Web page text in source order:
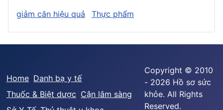
giảm cân hiệu quả
Thực phẩm
Home Danh bạ y tế
Thuốc & Biệt dược Cận lâm sàng
Copyright © 2010
- 2026 Hồ sơ sức
khỏe. All Rights
Reserved.